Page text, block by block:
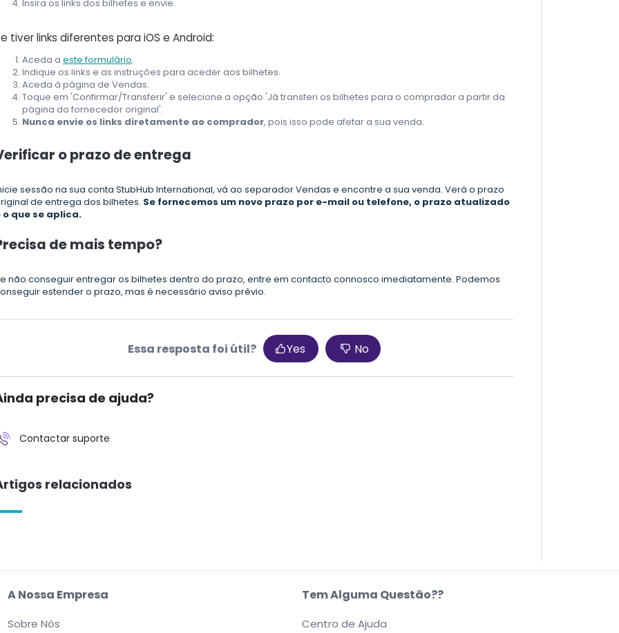
Insira os links dos bilhetes e envie.
tiver links diferentes para iOS e Android:
Aceda aeste formulário.
Indique os links e as instruções para aceder aos bilhetes.
Aceda à página de Vendas.
Toque em 'Confirmar/Transferir' e selecione a opção 'Já transferi os bilhetes para o comprador a partir da
página do fornecedor original'.
Nunca envie os links diretamente ao comprador, pois isso pode afetar a sua venda.
o prazo de entrega
sessão na sua conta StubHub International, vá ao separador Vendas e encontre a sua venda. Verá o prazo
de entrega dos bilhetes. Se fornecemos um novo prazo por e-mail ou telefone, o prazo atualizado
o que se aplica.
de mais tempo?
não conseguir entregar os bilhetes dentro do prazo, entre em contacto connosco imediatamente. Podemos
estender o prazo, mas é necessário aviso prévio.
Essa resposta foi útil? Yes No
precisa de ajuda?
Contactar suporte
relacionados
A Nossa Empresa
Sobre Nós
Tem Alguma Questão??
Centro de Ajuda